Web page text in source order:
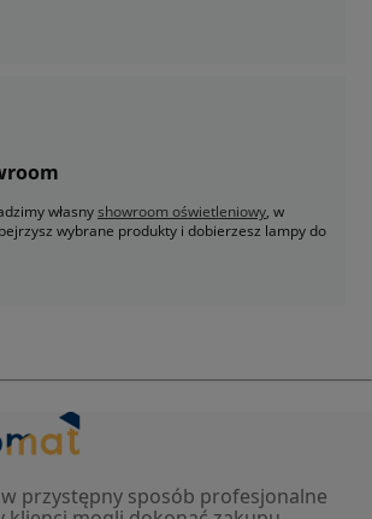
własnyshowroom oświetleniowy, w
wybrane produkty i dobierzesz lampy do
przystępny sposób profesjonalne